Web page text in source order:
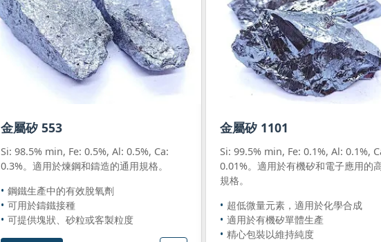
金屬矽 553
Si: 98.5% min, Fe: 0.5%, Al: 0.5%, Ca:
0.3%。適用於煉鋼和鑄造的通用規格。
鋼鐵生產中的有效脫氧劑
可用於鑄鐵接種
可提供塊狀、砂粒或客製粒度
金屬矽 1101
Si: 99.5% min, Fe: 0.1%, Al: 0.1%,
0.01%。適用於有機矽和電子應用的
規格。
超低微量元素，適用於化學合成
適用於有機矽單體生產
精心包裝以維持純度